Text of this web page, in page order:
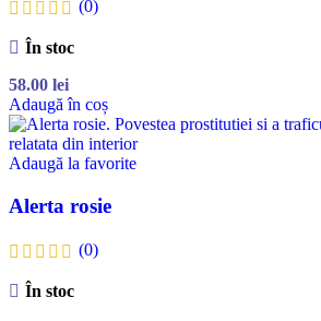
(0)
În stoc
58.00 lei
Adaugă în coș
Adaugă la favorite
Alerta rosie
(0)
În stoc